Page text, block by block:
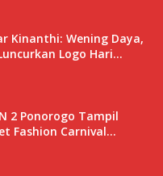
Kinanthi: Wening Daya,
Logo Hari...
2 Ponorogo Tampil
Fashion Carnival...